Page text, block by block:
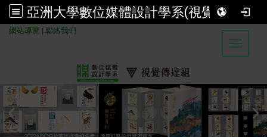
亞洲大學數位媒體設計學系(視覺傳達組)
網站導覽 | 聯絡我們
Toggle